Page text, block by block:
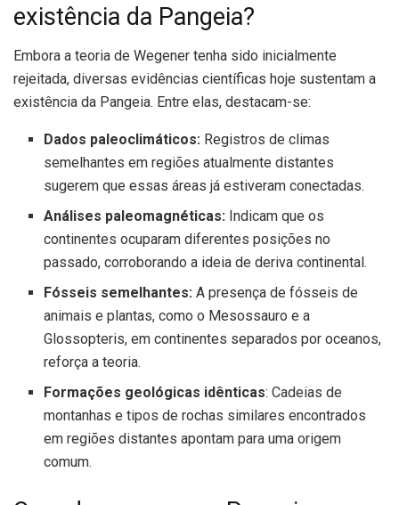
existência da Pangeia?
Embora a teoria de Wegener tenha sido inicialmente
rejeitada, diversas evidências científicas hoje sustentam a
existência da Pangeia. Entre elas, destacam-se:
Dados paleoclimáticos: Registros de climas
semelhantes em regiões atualmente distantes
sugerem que essas áreas já estiveram conectadas.
Análises paleomagnéticas: Indicam que os
continentes ocuparam diferentes posições no
passado, corroborando a ideia de deriva continental.
Fósseis semelhantes:A presença de fósseis de
animais e plantas, como o Mesossauro e a
Glossopteris, em continentes separados por oceanos,
reforça a teoria.
Formações geológicas idênticas: Cadeias de
montanhas e tipos de rochas similares encontrados
em regiões distantes apontam para uma origem
comum.